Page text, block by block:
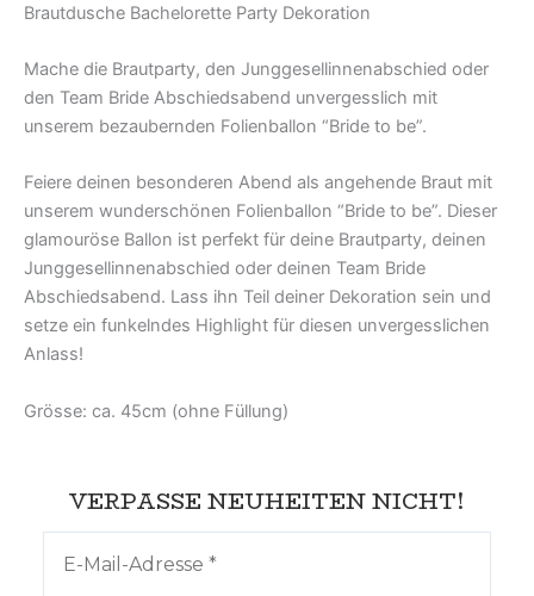
Brautdusche Bachelorette Party Dekoration
Mache die Brautparty, den Junggesellinnenabschied oder
den Team Bride Abschiedsabend unvergesslich mit
unserem bezaubernden Folienballon “Bride to be”.
Feiere deinen besonderen Abend als angehende Braut mit
unserem wunderschönen Folienballon “Bride to be”. Dieser
glamouröse Ballon ist perfekt für deine Brautparty, deinen
Junggesellinnenabschied oder deinen Team Bride
Abschiedsabend. Lass ihn Teil deiner Dekoration sein und
setze ein funkelndes Highlight für diesen unvergesslichen
Anlass!
Grösse: ca. 45cm (ohne Füllung)
VERPASSE NEUHEITEN NICHT!